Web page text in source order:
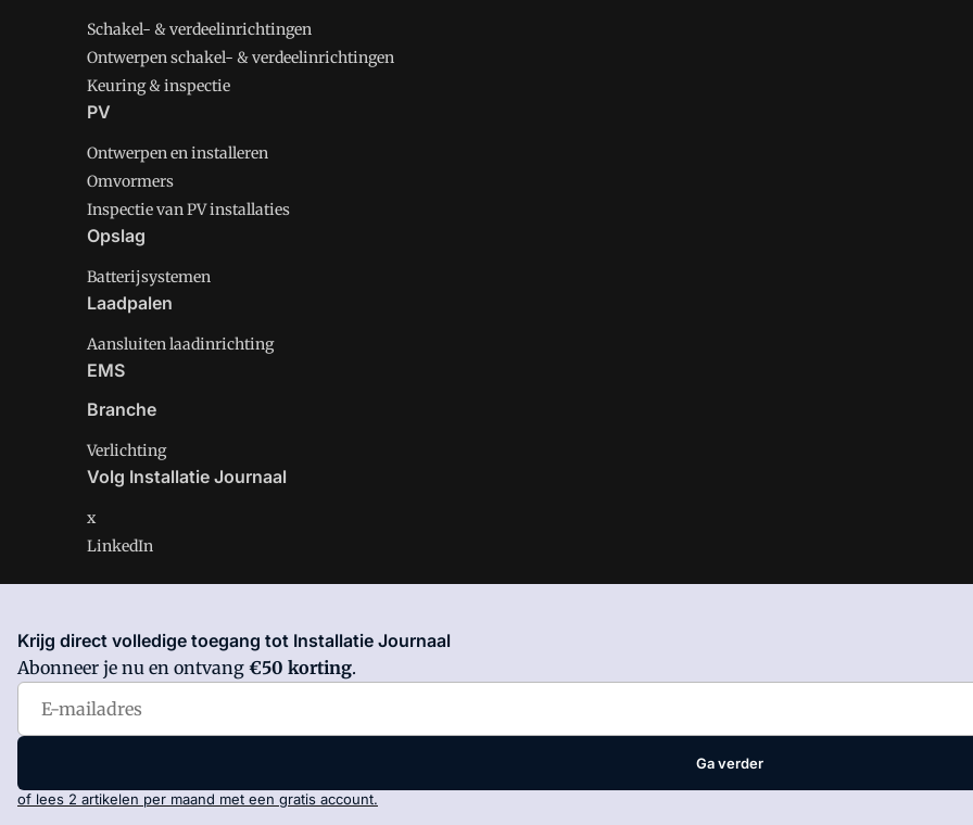
Schakel- & verdeelinrichtingen
Ontwerpen schakel- & verdeelinrichtingen
Keuring & inspectie
PV
Ontwerpen en installeren
Omvormers
Inspectie van PV installaties
Opslag
Batterijsystemen
Laadpalen
Aansluiten laadinrichting
EMS
Branche
Verlichting
Volg Installatie Journaal
x
LinkedIn
Installatie Journaal is onderdeel van VMN media. Lees in
VoorwaardenenPrivacy en Cookie beleid
Krijg direct volledige toegang tot Installatie Journaal
Abonneer je nu en ontvang €50 korting.
Ga verder
of lees 2 artikelen per maand met een gratis account.